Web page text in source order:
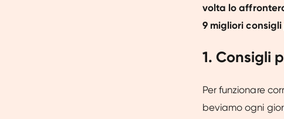
volta lo
9 migliori
1. Consigli
Per funzionare
beviamo ogni